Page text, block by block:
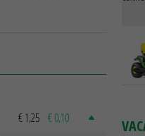
€ 1,25 € 0,10